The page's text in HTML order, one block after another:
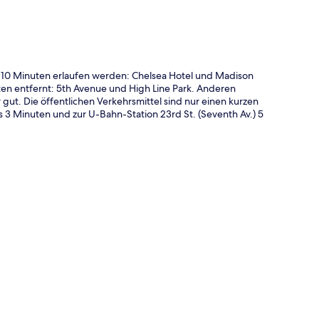
Minuten erlaufen werden: Chelsea Hotel und Madison
entfernt: 5th Avenue und High Line Park. Anderen
Die öffentlichen Verkehrsmittel sind nur einen kurzen
Minuten und zur U-Bahn-Station 23rd St. (Seventh Av.) 5